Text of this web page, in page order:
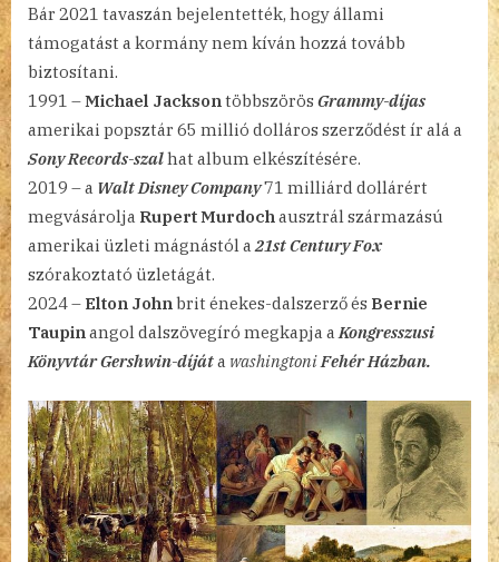
Bár 2021 tavaszán bejelentették, hogy állami
támogatást a kormány nem kíván hozzá tovább
biztosítani.
1991 –Michael Jackson többszörös Grammy-díjas
amerikai popsztár 65 millió dolláros szerződést ír alá a
Sony Records-szalhat album elkészítésére.
2019 – a Walt Disney Company71 milliárd dollárért
megvásárolja Rupert Murdoch ausztrál származású
amerikai üzleti mágnástól a 21st Century Fox
szórakoztató üzletágát.
2024 – Elton John brit énekes-dalszerző és Bernie
Taupin angol dalszövegíró megkapja a Kongresszusi
Könyvtár Gershwin-díjáta washingtoni Fehér Házban.